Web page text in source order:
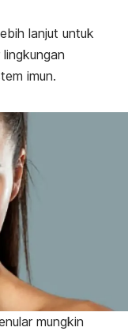
lanjut untuk
imun.
mungkin